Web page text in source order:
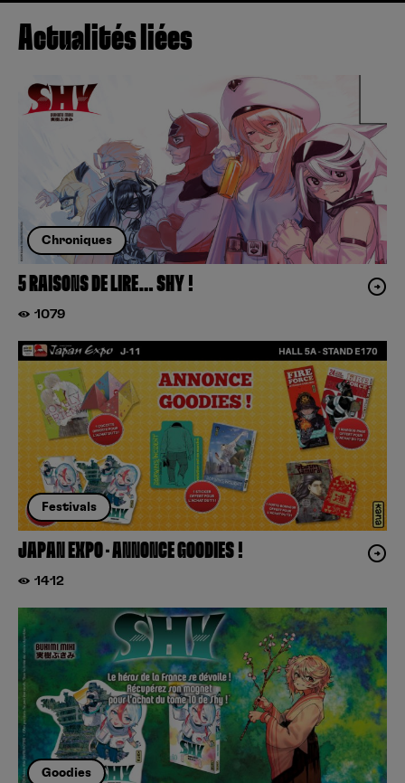
Actualités liées
Chroniques
5 RAISONS DE LIRE… SHY !
1079
Festivals
JAPAN EXPO – ANNONCE GOODIES !
1412
Goodies